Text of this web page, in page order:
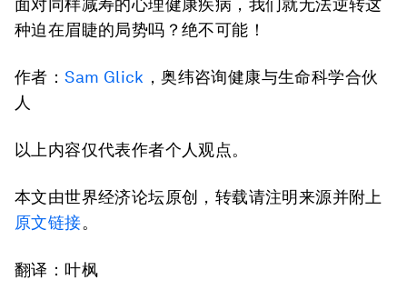
面对同样减寿的心理健康疾病，我们就无法逆转这
种迫在眉睫的局势吗？绝不可能！
作者：Sam Glick ，奥纬咨询健康与生命科学合伙
人
以上内容仅代表作者个人观点。
本文由世界经济论坛原创，转载请注明来源并附上
原文链接。
翻译：叶枫